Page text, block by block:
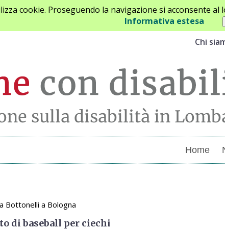
cookie. Proseguendo la navigazione si acconsente
Informativa estesa
Chi
Home
Bottonelli a Bologna
di baseball per ciechi